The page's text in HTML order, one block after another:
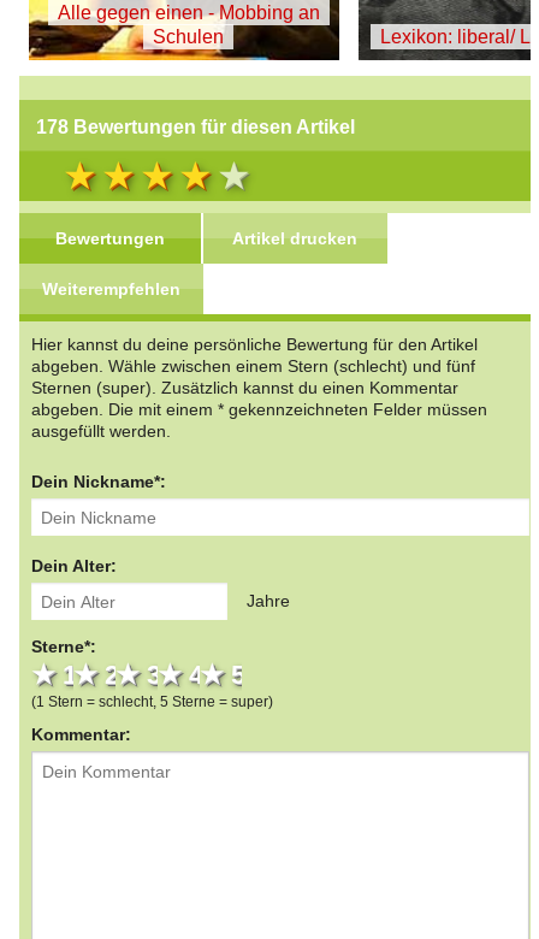
Alle gegen einen - Mobbing an
Schulen
Lexikon: liberal/
178 Bewertungen für diesen Artikel
Bewertungen Artikel drucken
Weiterempfehlen
Hier kannst du deine persönliche Bewertung für den Artikel
abgeben. Wähle zwischen einem Stern (schlecht) und fünf
Sternen (super). Zusätzlich kannst du einen Kommentar
abgeben. Die mit einem * gekennzeichneten Felder müssen
ausgefüllt werden.
Dein Nickname*:
Dein Alter:
Jahre
Sterne*:
5 stars
4 stars
3 stars
2 stars
1 star
(1 Stern = schlecht, 5 Sterne = super)
Kommentar: